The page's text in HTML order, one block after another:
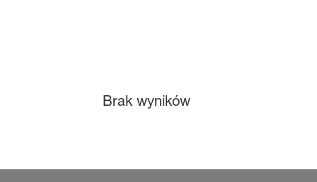
Brak wyników